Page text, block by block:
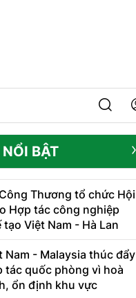
BẬT
Thương tổ chức Hội
Hợp tác công nghiệp
tạo Việt Nam - Hà Lan
Nam - Malaysia thúc đẩy
tác quốc phòng vì hoà
ổn định khu vực